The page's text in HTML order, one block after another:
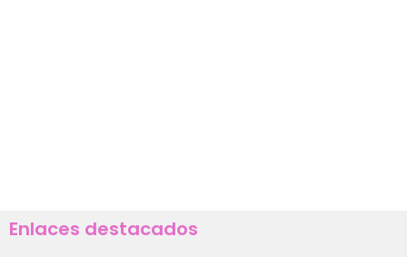
Enlaces destacados